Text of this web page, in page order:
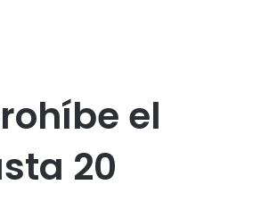
el
20